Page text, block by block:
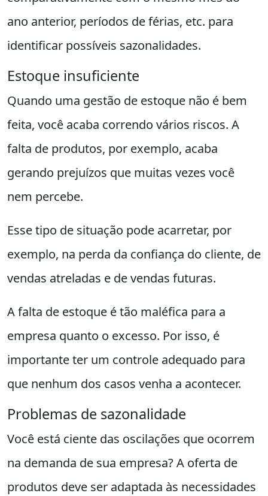
ano anterior, períodos de férias, etc. para
identificar possíveis sazonalidades.
Estoque insuficiente
Quando uma gestão de estoque não é bem
feita, você acaba correndo vários riscos. A
falta de produtos, por exemplo, acaba
gerando prejuízos que muitas vezes você
nem percebe.
Esse tipo de situação pode acarretar, por
exemplo, na perda da confiança do cliente, de
vendas atreladas e de vendas futuras.
A falta de estoque é tão maléfica para a
empresa quanto o excesso. Por isso, é
importante ter um controle adequado para
que nenhum dos casos venha a acontecer.
Problemas de sazonalidade
Você está ciente das oscilações que ocorrem
na demanda de sua empresa? A oferta de
produtos deve ser adaptada às necessidades